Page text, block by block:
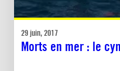
29 juin, 2017
Morts en mer : le